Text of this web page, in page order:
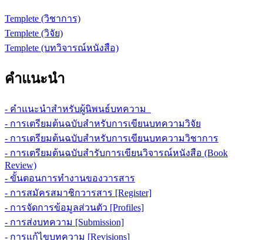
Templete (วิชาการ)
Templete (วิจัย)
Templete (บทวิจารณ์หนังสือ)
คำแนะนำ
- คำแนะนำสำหรับผู้นิพนธ์บทความ
- การเตรียมต้นฉบับสำหรับการเขียนบทความวิจัย
- การเตรียมต้นฉบับสำหรับการเขียนบทความวิชาการ
- การเตรียมต้นฉบับสำรับการเขียนวิจารณ์หนังสือ (Book
Review)
- ขั้นตอนการทำงานของวารสาร
- การสมัครสมาชิกวารสาร [Register]
- การจัดการข้อมูลส่วนตัว [Profiles]
- การส่งบทความ [Submission]
- การแก้ไขบทความ [Revisions]